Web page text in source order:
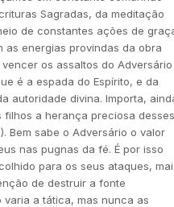
Sagradas, da meditação
de constantes ações de
as energias provindas da obra
os assaltos do Adversário
é a espada do Espírito, e da
autoridade divina. Importa,
a herança preciosa desses
Bem sabe o Adversário o valor
nas pugnas da fé. É por isso
para os seus ataques,
de destruir a fonte
a tática, mas nunca as